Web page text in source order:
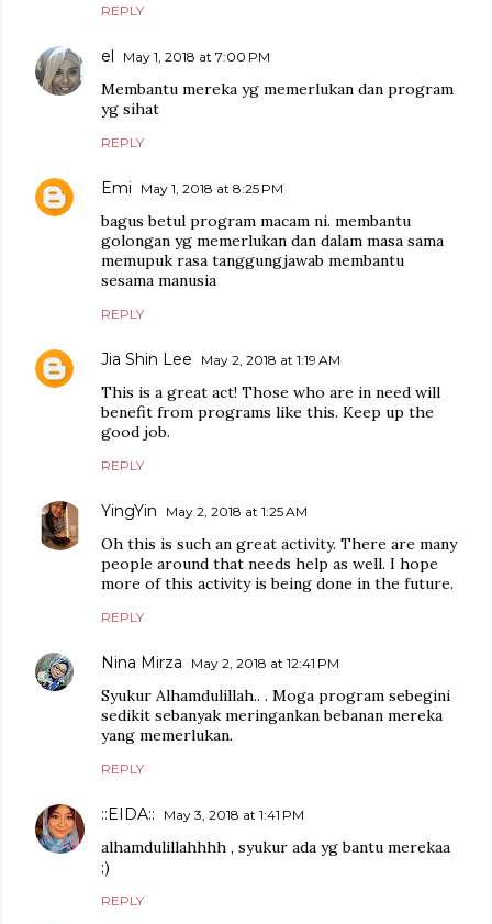
REPLY
el May 1, 2018 at 7:00 PM
Membantu mereka yg memerlukan dan program
yg sihat
REPLY
Emi May 1, 2018 at 8:25 PM
bagus betul program macam ni. membantu
golongan yg memerlukan dan dalam masa sama
memupuk rasa tanggungjawab membantu
sesama manusia
REPLY
Jia Shin Lee May 2, 2018 at 1:19 AM
This is a great act! Those who are in need will
benefit from programs like this. Keep up the
good job.
REPLY
YingYin May 2, 2018 at 1:25 AM
Oh this is such an great activity. There are many
people around that needs help as well. I hope
more of this activity is being done in the future.
REPLY
Nina Mirza May 2, 2018 at 12:41 PM
Syukur Alhamdulillah.. . Moga program sebegini
sedikit sebanyak meringankan bebanan mereka
yang memerlukan.
REPLY
::EIDA:: May 3, 2018 at 1:41 PM
alhamdulillahhhh , syukur ada yg bantu merekaa
;)
REPLY